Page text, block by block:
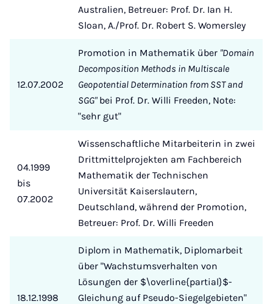
Australien, Betreuer: Prof. Dr. Ian H.
Sloan, A./Prof. Dr. Robert S. Womersley
12.07.2002
Promotion in Mathematik über "Domain
Decomposition Methods in Multiscale
Geopotential Determination from SST and
SGG"bei Prof. Dr. Willi Freeden, Note:
"sehr gut"
04.1999
bis
07.2002
Wissenschaftliche Mitarbeiterin in zwei
Drittmittelprojekten am Fachbereich
Mathematik der Technischen
Universität Kaiserslautern,
Deutschland, während der Promotion,
Betreuer: Prof. Dr. Willi Freeden
18.12.1998
Diplom in Mathematik, Diplomarbeit
über "Wachstumsverhalten von
Lösungen der $\overline{partial}$-
Gleichung auf Pseudo-Siegelgebieten"